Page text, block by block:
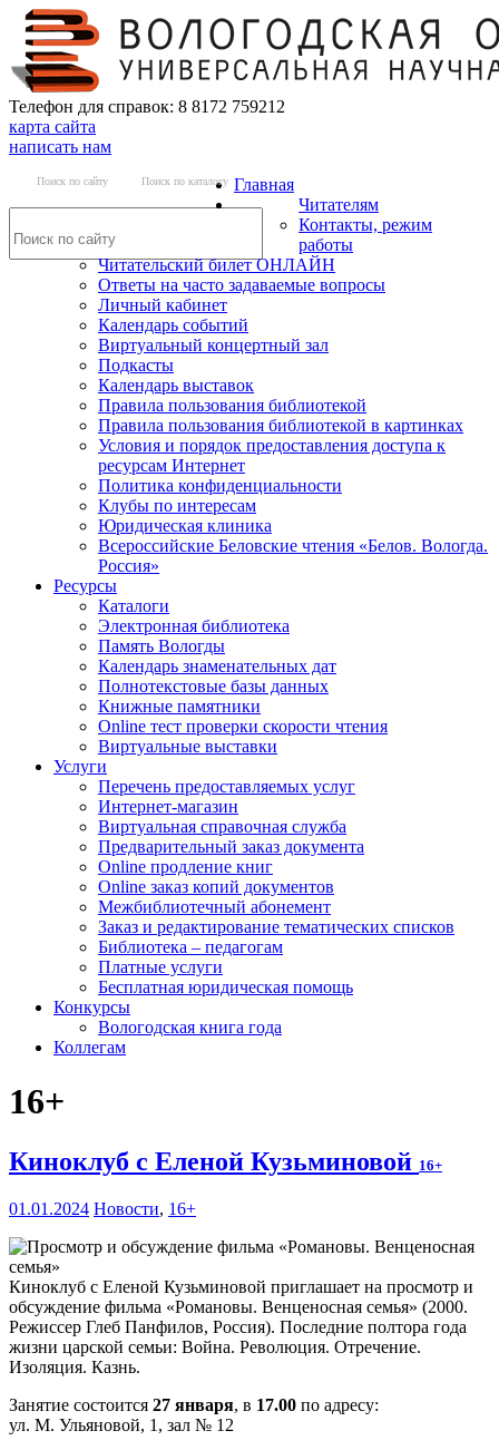
Телефон для справок: 8 8172 759212
карта сайта
написать нам
Поиск по сайту Поиск по каталогу Главная
Читателям
Контакты, режим
работы
Читательский билет ОНЛАЙН
Ответы на часто задаваемые вопросы
Личный кабинет
Календарь событий
Виртуальный концертный зал
Подкасты
Календарь выставок
Правила пользования библиотекой
Правила пользования библиотекой в картинках
Условия и порядок предоставления доступа к
ресурсам Интернет
Политика конфиденциальности
Клубы по интересам
Юридическая клиника
Всероссийские Беловские чтения «Белов. Вологда.
Россия»
Ресурсы
Каталоги
Электронная библиотека
Память Вологды
Календарь знаменательных дат
Полнотекстовые базы данных
Книжные памятники
Online тест проверки скорости чтения
Виртуальные выставки
Услуги
Перечень предоставляемых услуг
Интернет-магазин
Виртуальная справочная служба
Предварительный заказ документа
Online продление книг
Online заказ копий документов
Межбиблиотечный абонемент
Заказ и редактирование тематических списков
Библиотека – педагогам
Платные услуги
Бесплатная юридическая помощь
Конкурсы
Вологодская книга года
Коллегам
16+
Киноклуб с Еленой Кузьминовой 16+
01.01.2024 Новости, 16+
Киноклуб с Еленой Кузьминовой приглашает на просмотр и
обсуждение фильма «Романовы. Венценосная семья» (2000.
Режиссер Глеб Панфилов, Россия). Последние полтора года
жизни царской семьи: Война. Революция. Отречение.
Изоляция. Казнь.
Занятие состоится 27 января, в 17.00 по адресу:
ул. М. Ульяновой, 1, зал № 12